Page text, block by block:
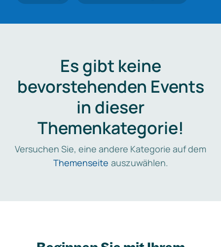
Es gibt keine
bevorstehenden Events
in dieser
Themenkategorie!
Versuchen Sie, eine andere Kategorie auf dem
Themenseite auszuwählen.